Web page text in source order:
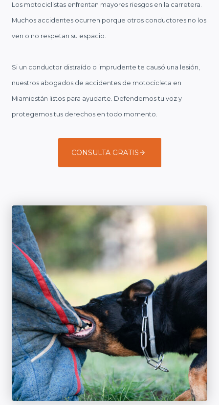
Los motociclistas enfrentan mayores riesgos en la carretera.
Muchos accidentes ocurren porque otros conductores no los
ven o no respetan su espacio.
Si un conductor distraído o imprudente te causó una lesión,
nuestros abogados de accidentes de motocicleta en
Miamiestán listos para ayudarte. Defendemos tu voz y
protegemos tus derechos en todo momento.
CONSULTA GRATIS